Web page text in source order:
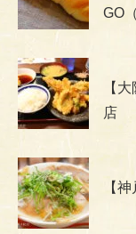
GO
【
店
【